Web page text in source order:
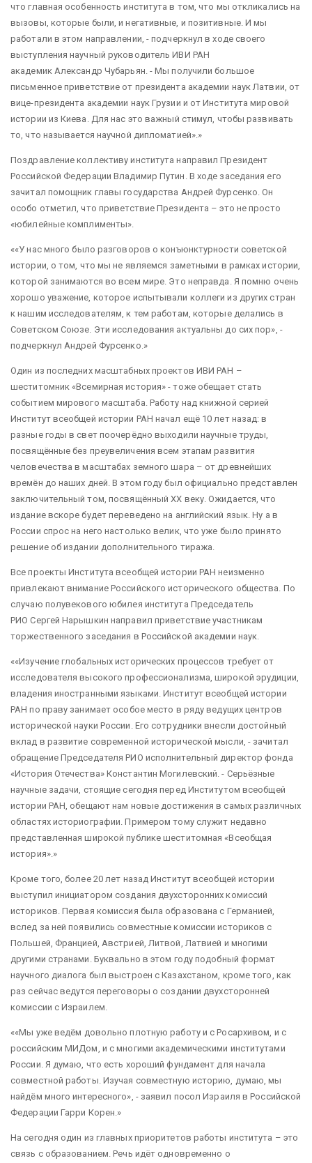
что главная особенность института в том, что мы откликались на
вызовы, которые были, и негативные, и позитивные. И мы
работали в этом направлении, - подчеркнул в ходе своего
выступления научный руководитель ИВИ РАН
академик Александр Чубарьян. - Мы получили большое
письменное приветствие от президента академии наук Латвии, от
вице-президента академии наук Грузии и от Института мировой
истории из Киева. Для нас это важный стимул, чтобы развивать
то, что называется научной дипломатией».
Поздравление коллективу института направил Президент
Российской Федерации Владимир Путин. В ходе заседания его
зачитал помощник главы государства Андрей Фурсенко. Он
особо отметил, что приветствие Президента – это не просто
«юбилейные комплименты».
«У нас много было разговоров о конъюнктурности советской
истории, о том, что мы не являемся заметными в рамках истории,
которой занимаются во всем мире. Это неправда. Я помню очень
хорошо уважение, которое испытывали коллеги из других стран
к нашим исследователям, к тем работам, которые делались в
Советском Союзе. Эти исследования актуальны до сих пор», -
подчеркнул Андрей Фурсенко.
Один из последних масштабных проектов ИВИ РАН –
шеститомник «Всемирная история» - тоже обещает стать
событием мирового масштаба. Работу над книжной серией
Институт всеобщей истории РАН начал ещё 10 лет назад: в
разные годы в свет поочерёдно выходили научные труды,
посвящённые без преувеличения всем этапам развития
человечества в масштабах земного шара – от древнейших
времён до наших дней. В этом году был официально представлен
заключительный том, посвящённый XX веку. Ожидается, что
издание вскоре будет переведено на английский язык. Ну а в
России спрос на него настолько велик, что уже было принято
решение об издании дополнительного тиража.
Все проекты Института всеобщей истории РАН неизменно
привлекают внимание Российского исторического общества. По
случаю полувекового юбилея института Председатель
РИО Сергей Нарышкин направил приветствие участникам
торжественного заседания в Российской академии наук.
«Изучение глобальных исторических процессов требует от
исследователя высокого профессионализма, широкой эрудиции,
владения иностранными языками. Институт всеобщей истории
РАН по праву занимает особое место в ряду ведущих центров
исторической науки России. Его сотрудники внесли достойный
вклад в развитие современной исторической мысли, - зачитал
обращение Председателя РИО исполнительный директор фонда
«История Отечества» Константин Могилевский. - Серьёзные
научные задачи, стоящие сегодня перед Институтом всеобщей
истории РАН, обещают нам новые достижения в самых различных
областях историографии. Примером тому служит недавно
представленная широкой публике шеститомная «Всеобщая
история».
Кроме того, более 20 лет назад Институт всеобщей истории
выступил инициатором создания двухсторонних комиссий
историков. Первая комиссия была образована с Германией,
вслед за ней появились совместные комиссии историков с
Польшей, Францией, Австрией, Литвой, Латвией и многими
другими странами. Буквально в этом году подобный формат
научного диалога был выстроен с Казахстаном, кроме того, как
раз сейчас ведутся переговоры о создании двухсторонней
комиссии с Израилем.
«Мы уже ведём довольно плотную работу и с Росархивом, и с
российским МИДом, и с многими академическими институтами
России. Я думаю, что есть хороший фундамент для начала
совместной работы. Изучая совместную историю, думаю, мы
найдём много интересного», - заявил посол Израиля в Российской
Федерации Гарри Корен.
На сегодня один из главных приоритетов работы института – это
связь с образованием. Речь идёт одновременно о